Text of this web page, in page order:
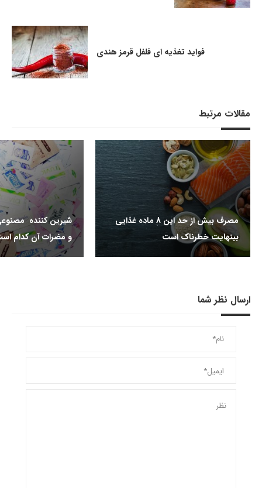
فواید تغذیه ای فلفل قرمز هندی
مقالات مرتبط
مصرف بیش از حد این 8 ماده غذایی
بینهایت خطرناک است
شیرین کننده
و مضرات آن کدام
ارسال نظر شما